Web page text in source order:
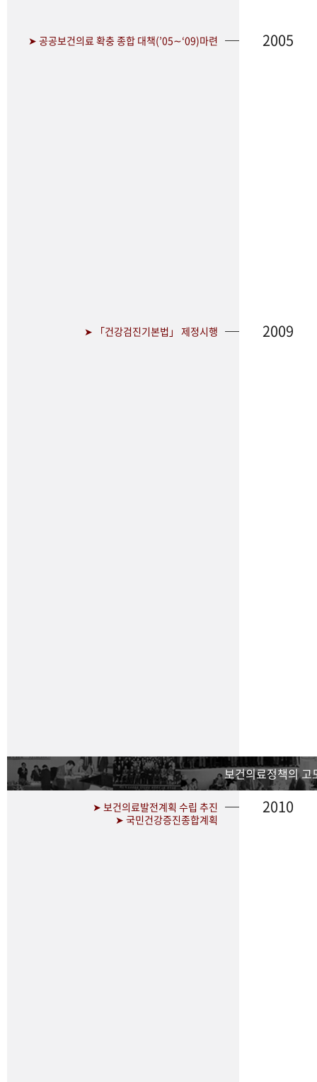
➤ 공공보건의료 확충 종합 대책(’05∼‘09)마련 2005
➤ 「건강검진기본법」 제정시행 2009
보건의료정책의 고
➤ 보건의료발전계획 수립 추진
➤ 국민건강증진종합계획
2010